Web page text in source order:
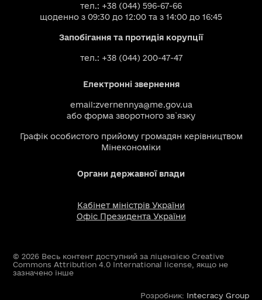
тел.: +38 (044) 596-67-66
щоденно з 09:30 до 12:00 та з 14:00 до 16:45
Запобігання та протидія корупції
тел.: +38 (044) 200-47-47
Електронні звернення
email:zvernennya@me.gov.ua
або форма зворотного зв`язку
Графік особистого прийому громадян керівництвом
Мінекономіки
Органи державної влади
Кабінет міністрів України
Офіс Президента України
© 2026 Весь контент доступний за ліцензією Creative
Commons Attribution 4.0 International license, якщо не
зазначено інше
Розробник: Intecracy Group